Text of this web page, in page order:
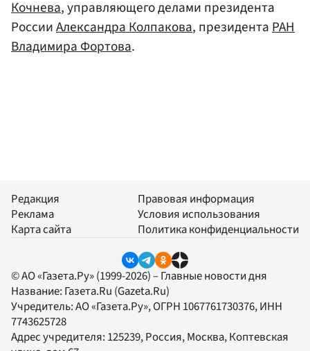
Кочнева, управляющего делами президента
РоссииАлександра Колпакова, президентаРАН
Владимира Фортова.
Редакция
Реклама
Карта сайта
Правовая информация
Условия использования
Политика конфиденциальности
© АО «Газета.Ру» (1999-2026) – Главные новости дня
Название: Газета.Ru (Gazeta.Ru)
Учредитель:АО «Газета.Ру», ОГРН 1067761730376, ИНН
7743625728
Адрес учредителя: 125239, Россия, Москва, Коптевская